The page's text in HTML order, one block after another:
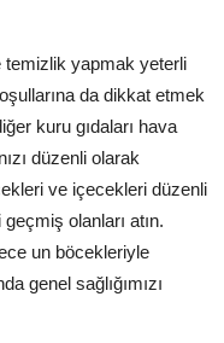
temizlik yapmak yeterli
da dikkat etmek
kuru gıdaları hava
düzenli olarak
ve içecekleri düzenli
olanları atın.
un böcekleriyle
genel sağlığımızı